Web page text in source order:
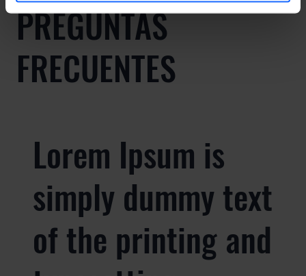
PREGUNTAS
FRECUENTES
Lorem Ipsum is
simply dummy text
of the printing and